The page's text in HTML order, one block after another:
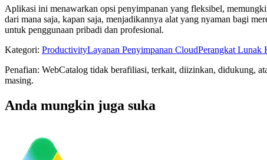
Aplikasi ini menawarkan opsi penyimpanan yang fleksibel,
dari mana saja, kapan saja, menjadikannya alat yang nyaman bagi
untuk penggunaan pribadi dan profesional.
Kategori: ProductivityLayanan Penyimpanan CloudPerangkat Lunak
Penafian: WebCatalog tidak berafiliasi, terkait, diizinkan, didukung,
masing.
Anda mungkin juga suka